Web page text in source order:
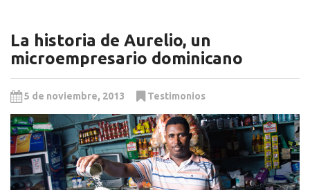
La historia de Aurelio, un
microempresario dominicano
5 de noviembre, 2013 Testimonios